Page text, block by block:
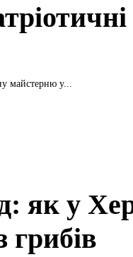
майстерню у...
як у
грибів